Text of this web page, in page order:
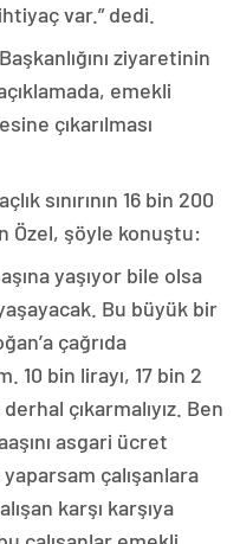
var.” dedi.
ziyaretinin
emekli
çıkarılması
sınırının 16 bin 200
Özel, şöyle konuştu:
yaşıyor bile olsa
yaşayacak. Bu büyük bir
çağrıda
bin lirayı, 17 bin 2
çıkarmalıyız. Ben
asgari ücret
çalışanlara
karşı karşıya